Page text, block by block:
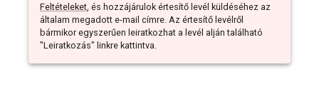
Feltételeket, és hozzájárulok értesítő levél küldéséhez az
általam megadott e-mail címre. Az értesítő levélről
bármikor egyszerűen leiratkozhat a levél alján található
"Leiratkozás" linkre kattintva.